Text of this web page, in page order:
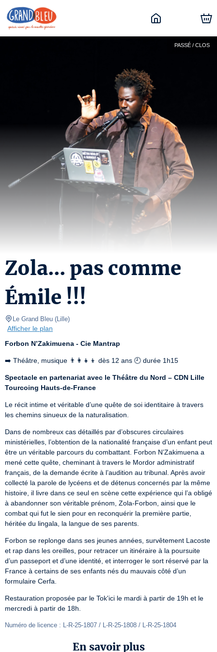
PASSÉ / CLOS
Zola... pas comme
Émile !!!
Le Grand Bleu (Lille)
Afficher le plan
Forbon N’Zakimuena - Cie Mantrap
➡️ Théâtre, musique 👨‍👩‍👧‍👦 dès 12 ans 🕘 durée 1h15
Spectacle en partenariat avec le Théâtre du Nord – CDN Lille
Tourcoing Hauts-de-France
Le récit intime et véritable d’une quête de soi identitaire à travers
les chemins sinueux de la naturalisation.
Dans de nombreux cas détaillés par d’obscures circulaires
ministérielles, l’obtention de la nationalité française d’un enfant peut
être un véritable parcours du combattant. Forbon N’Zakimuena a
mené cette quête, cheminant à travers le Mordor administratif
français, de la demande écrite à l’audition au tribunal. Après avoir
collecté la parole de lycéens et de détenus concernés par la même
histoire, il livre dans ce seul en scène cette expérience qui l’a obligé
à abandonner son véritable prénom, Zola-Forbon, ainsi que le
combat qui fut le sien pour en reconquérir la première partie,
héritée du lingala, la langue de ses parents.
Forbon se replonge dans ses jeunes années, survêtement Lacoste
et rap dans les oreilles, pour retracer un itinéraire à la poursuite
d’un passeport et d’une identité, et interroger le sort réservé par la
France à certains de ses enfants nés du mauvais côté d’un
formulaire Cerfa.
Restauration proposée par le Tok'ici le mardi à partir de 19h et le
mercredi à partir de 18h.
Numéro de licence : L-R-25-1807 / L-R-25-1808 / L-R-25-1804
En savoir plus